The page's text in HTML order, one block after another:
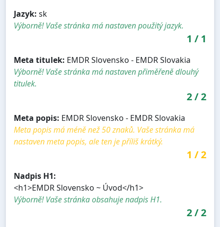
Jazyk: sk
Výborně! Vaše stránka má nastaven použitý jazyk.
1 / 1
Meta titulek: EMDR Slovensko - EMDR Slovakia
Výborně! Vaše stránka má nastaven přiměřeně dlouhý
titulek.
2/2
Meta popis: EMDR Slovensko - EMDR Slovakia
Meta popis má méně než 50 znaků. Vaše stránka má
nastaven meta popis, ale ten je příliš krátký.
1 /2
Nadpis H1:
<h1>EMDR Slovensko ~ Úvod</h1>
Výborně! Vaše stránka obsahuje nadpis H1.
2/2